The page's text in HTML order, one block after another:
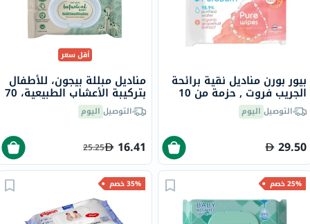
بيور بورن مناديل نقية برائحة
الجريب فروت , حزمة من 10
التوصيل اليوم
29.50
أقل سعر
مناديل مبللة بيجون، للأطفال
بتركيبة الأعشاب الطبيعية، 70
منديلالتوصيل اليوم
16.41
25.25
25% خصم 35% خصم